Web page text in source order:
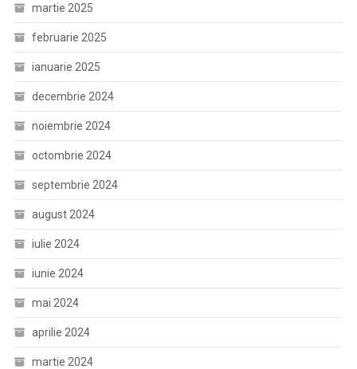
martie 2025
februarie 2025
ianuarie 2025
decembrie 2024
noiembrie 2024
octombrie 2024
septembrie 2024
august 2024
iulie 2024
iunie 2024
mai 2024
aprilie 2024
martie 2024